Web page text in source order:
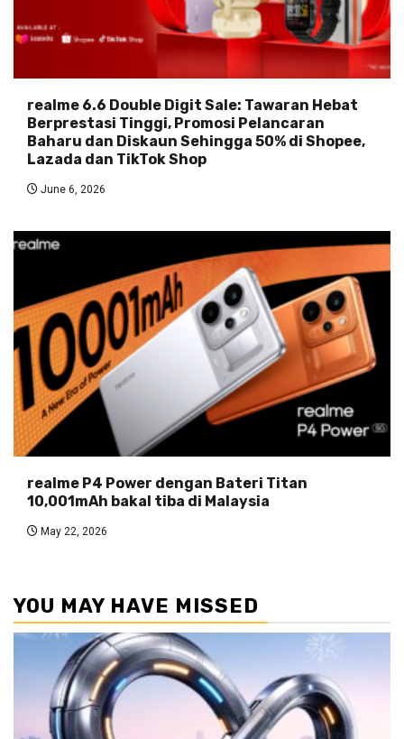
realme 6.6 Double Digit Sale: Tawaran Hebat
Berprestasi Tinggi, Promosi Pelancaran
Baharu dan Diskaun Sehingga 50% di Shopee,
Lazada dan TikTok Shop
June 6, 2026
realme P4 Power dengan Bateri Titan
10,001mAh bakal tiba di Malaysia
May 22, 2026
YOU MAY HAVE MISSED